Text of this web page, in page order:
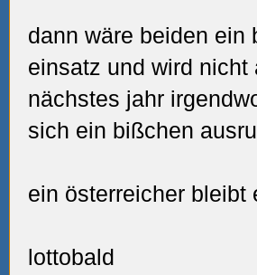
dann wäre beiden ein
einsatz und wird
nächstes jahr
sich ein bißchen
ein österreicher bleibt
lottobald